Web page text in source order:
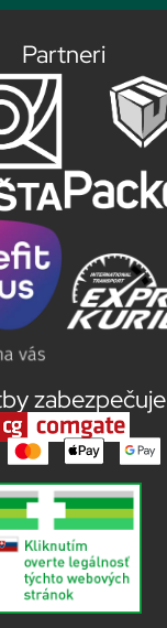
Partneri
zabezpečuje